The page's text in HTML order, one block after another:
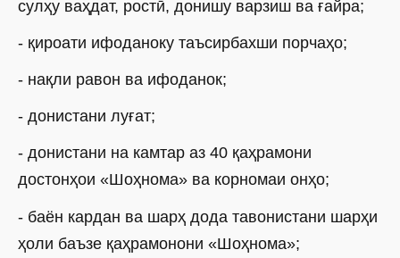
сулҳу ваҳдат, ростӣ, донишу варзиш ва ғайра;
- қироати ифоданоку таъсирбахши порчаҳо;
- нақли равон ва ифоданок;
- донистани луғат;
- донистани на камтар аз 40 қаҳрамони
достонҳои «Шоҳнома» ва корномаи онҳо;
- баён кардан ва шарҳ дода тавонистани шарҳи
ҳоли баъзе қаҳрамонони «Шоҳнома»;